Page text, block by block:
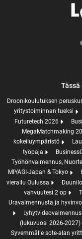
Droonikoulutuksen
yritystoiminnan tueksi
Futuretech 2026
MegaMatchmaking
kokeiluympäristö
työpaja
Työhönvalmennus,
MIYAGI-Japan & Tokyo
vierailu Oulussa
vahvuutesi 2 op
Uravalmennusta ja
(lukuvuosi 2026-2027)
Syvemmälle sote-alan